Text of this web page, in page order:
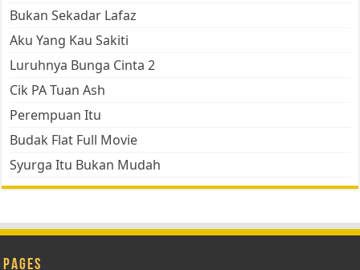
Bukan Sekadar Lafaz
Aku Yang Kau Sakiti
Luruhnya Bunga Cinta 2
Cik PA Tuan Ash
Perempuan Itu
Budak Flat Full Movie
Syurga Itu Bukan Mudah
Pages